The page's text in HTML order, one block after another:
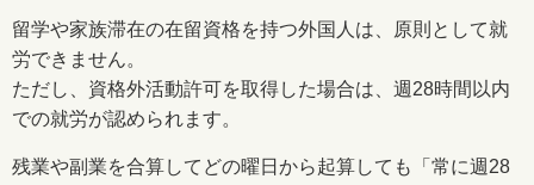
留学や家族滞在の在留資格を持つ外国人は、原則として就
労できません。
ただし、資格外活動許可を取得した場合は、週28時間以内
での就労が認められます。
残業や副業を合算してどの曜日から起算しても「常に週28